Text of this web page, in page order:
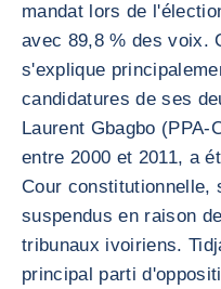
mandat lors de
avec 89,8 % des voix.
s'explique
candidatures de ses
Laurent Gbagbo
entre 2000 et 2011, a
Cour constitutionnelle,
suspendus en raison
tribunaux ivoiriens.
principal parti